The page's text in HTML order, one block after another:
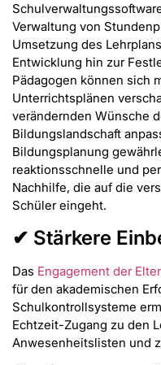
Verwaltung von
Umsetzung des
Entwicklung hin zur
Pädagogen können sich
Unterrichtsplänen
verändernden Wünsche
Bildungslandschaft
Bildungsplanung
reaktionsschnelle und
Nachhilfe, die auf die
Schüler eingeht.
✔ Stärkere
Das Engagement der
für den akademischen
Schulkontrollsysteme
Echtzeit-Zugang zu den
Anwesenheitslisten und